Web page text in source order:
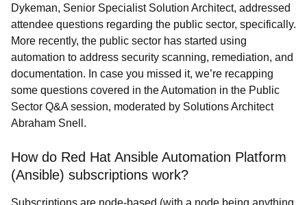
Dykeman, Senior Specialist Solution Architect, addressed
attendee questions regarding the public sector, specifically.
More recently, the public sector has started using
automation to address security scanning, remediation, and
documentation. In case you missed it, we’re recapping
some questions covered in the Automation in the Public
Sector Q&A session, moderated by Solutions Architect
Abraham Snell.
How do Red Hat Ansible Automation Platform
(Ansible) subscriptions work?
Subscriptions are node-based (with a node being anything